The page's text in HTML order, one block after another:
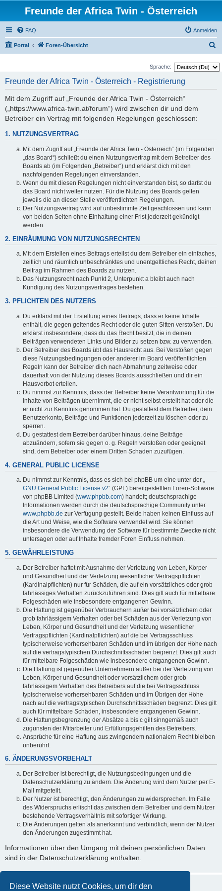
Diese Website nutzt Cookies, um dir den
Freunde der Africa Twin - Österreich
FAQ Anmelden
Portal Foren-Übersicht
c
Sprache:
Freunde der Africa Twin - Österreich - Registrierung
Mit dem Zugriff auf „Freunde der Africa Twin - Österreich“
(„https://www.africa-twin.at/forum“) wird zwischen dir und dem
Betreiber ein Vertrag mit folgenden Regelungen geschlossen:
1. NUTZUNGSVERTRAG
Mit dem Zugriff auf „Freunde der Africa Twin - Österreich“ (im Folgenden
„das Board“) schließt du einen Nutzungsvertrag mit dem Betreiber des
Boards ab (im Folgenden „Betreiber“) und erklärst dich mit den
nachfolgenden Regelungen einverstanden.
Wenn du mit diesen Regelungen nicht einverstanden bist, so darfst du
das Board nicht weiter nutzen. Für die Nutzung des Boards gelten
jeweils die an dieser Stelle veröffentlichten Regelungen.
Der Nutzungsvertrag wird auf unbestimmte Zeit geschlossen und kann
von beiden Seiten ohne Einhaltung einer Frist jederzeit gekündigt
werden.
2. EINRÄUMUNG VON NUTZUNGSRECHTEN
Mit dem Erstellen eines Beitrags erteilst du dem Betreiber ein einfaches,
zeitlich und räumlich unbeschränktes und unentgeltliches Recht, deinen
Beitrag im Rahmen des Boards zu nutzen.
Das Nutzungsrecht nach Punkt 2, Unterpunkt a bleibt auch nach
Kündigung des Nutzungsvertrages bestehen.
3. PFLICHTEN DES NUTZERS
Du erklärst mit der Erstellung eines Beitrags, dass er keine Inhalte
enthält, die gegen geltendes Recht oder die guten Sitten verstoßen. Du
erklärst insbesondere, dass du das Recht besitzt, die in deinen
Beiträgen verwendeten Links und Bilder zu setzen bzw. zu verwenden.
Der Betreiber des Boards übt das Hausrecht aus. Bei Verstößen gegen
diese Nutzungsbedingungen oder anderer im Board veröffentlichten
Regeln kann der Betreiber dich nach Abmahnung zeitweise oder
dauerhaft von der Nutzung dieses Boards ausschließen und dir ein
Hausverbot erteilen.
Du nimmst zur Kenntnis, dass der Betreiber keine Verantwortung für die
Inhalte von Beiträgen übernimmt, die er nicht selbst erstellt hat oder die
er nicht zur Kenntnis genommen hat. Du gestattest dem Betreiber, dein
Benutzerkonto, Beiträge und Funktionen jederzeit zu löschen oder zu
sperren.
Du gestattest dem Betreiber darüber hinaus, deine Beiträge
abzuändern, sofern sie gegen o. g. Regeln verstoßen oder geeignet
sind, dem Betreiber oder einem Dritten Schaden zuzufügen.
4. GENERAL PUBLIC LICENSE
Du nimmst zur Kenntnis, dass es sich bei phpBB um eine unter der „
GNU General Public License v2“ (GPL) bereitgestellten Foren-Software
von phpBB Limited (www.phpbb.com) handelt; deutschsprachige
Informationen werden durch die deutschsprachige Community unter
www.phpbb.de zur Verfügung gestellt. Beide haben keinen Einfluss auf
die Art und Weise, wie die Software verwendet wird. Sie können
insbesondere die Verwendung der Software für bestimmte Zwecke nicht
untersagen oder auf Inhalte fremder Foren Einfluss nehmen.
5. GEWÄHRLEISTUNG
Der Betreiber haftet mit Ausnahme der Verletzung von Leben, Körper
und Gesundheit und der Verletzung wesentlicher Vertragspflichten
(Kardinalpflichten) nur für Schäden, die auf ein vorsätzliches oder grob
fahrlässiges Verhalten zurückzuführen sind. Dies gilt auch für mittelbare
Folgeschäden wie insbesondere entgangenen Gewinn.
Die Haftung ist gegenüber Verbrauchern außer bei vorsätzlichem oder
grob fahrlässigem Verhalten oder bei Schäden aus der Verletzung von
Leben, Körper und Gesundheit und der Verletzung wesentlicher
Vertragspflichten (Kardinalpflichten) auf die bei Vertragsschluss
typischerweise vorhersehbaren Schäden und im übrigen der Höhe nach
auf die vertragstypischen Durchschnittsschäden begrenzt. Dies gilt auch
für mittelbare Folgeschäden wie insbesondere entgangenen Gewinn.
Die Haftung ist gegenüber Unternehmern außer bei der Verletzung von
Leben, Körper und Gesundheit oder vorsätzlichem oder grob
fahrlässigem Verhalten des Betreibers auf die bei Vertragsschluss
typischerweise vorhersehbaren Schäden und im Übrigen der Höhe
nach auf die vertragstypischen Durchschnittsschäden begrenzt. Dies gilt
auch für mittelbare Schäden, insbesondere entgangenen Gewinn.
Die Haftungsbegrenzung der Absätze a bis c gilt sinngemäß auch
zugunsten der Mitarbeiter und Erfüllungsgehilfen des Betreibers.
Ansprüche für eine Haftung aus zwingendem nationalem Recht bleiben
unberührt.
6. ÄNDERUNGSVORBEHALT
Der Betreiber ist berechtigt, die Nutzungsbedingungen und die
Datenschutzerklärung zu ändern. Die Änderung wird dem Nutzer per E-
Mail mitgeteilt.
Der Nutzer ist berechtigt, den Änderungen zu widersprechen. Im Falle
des Widerspruchs erlischt das zwischen dem Betreiber und dem Nutzer
bestehende Vertragsverhältnis mit sofortiger Wirkung.
Die Änderungen gelten als anerkannt und verbindlich, wenn der Nutzer
den Änderungen zugestimmt hat.
Informationen über den Umgang mit deinen persönlichen Daten
sind in der Datenschutzerklärung enthalten.